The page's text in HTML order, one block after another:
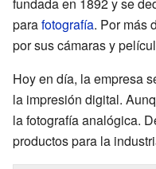
parafotografía. Por más
por sus cámaras y
Hoy en día, la empresa
la impresión digital.
la fotografía analógica.
productos para la